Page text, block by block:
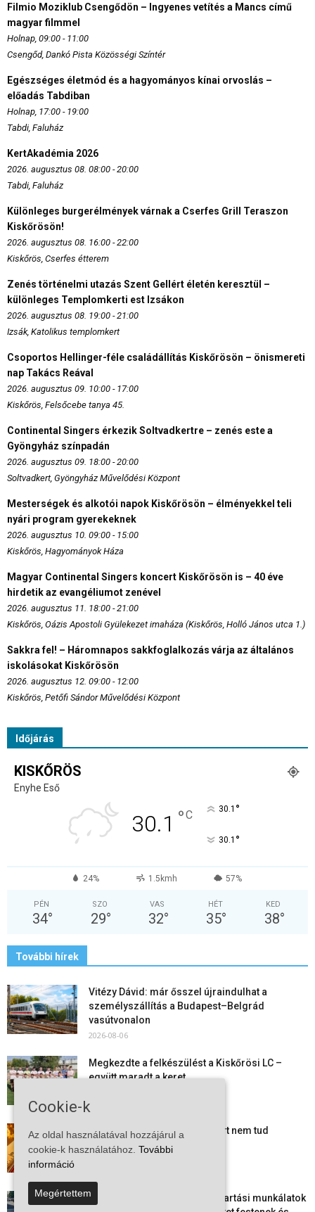
Filmio Moziklub Csengődön – Ingyenes vetítés a Mancs című
magyar filmmel
Holnap, 09:00 - 11:00
Csengőd, Dankó Pista Közösségi Színtér
Egészséges életmód és a hagyományos kínai orvoslás –
előadás Tabdiban
Holnap, 17:00 - 19:00
Tabdi, Faluház
KertAkadémia 2026
2026. augusztus 08. 08:00 - 20:00
Tabdi, Faluház
Különleges burgerélmények várnak a Cserfes Grill Teraszon
Kiskőrösön!
2026. augusztus 08. 16:00 - 22:00
Kiskőrös, Cserfes étterem
Zenés történelmi utazás Szent Gellért életén keresztül –
különleges Templomkerti est Izsákon
2026. augusztus 08. 19:00 - 21:00
Izsák, Katolikus templomkert
Csoportos Hellinger-féle családállítás Kiskőrösön – önismereti
nap Takács Reával
2026. augusztus 09. 10:00 - 17:00
Kiskőrös, Felsőcebe tanya 45.
Continental Singers érkezik Soltvadkertre – zenés este a
Gyöngyház színpadán
2026. augusztus 09. 18:00 - 20:00
Soltvadkert, Gyöngyház Művelődési Központ
Mesterségek és alkotói napok Kiskőrösön – élményekkel teli
nyári program gyerekeknek
2026. augusztus 10. 09:00 - 15:00
Kiskőrös, Hagyományok Háza
Magyar Continental Singers koncert Kiskőrösön is – 40 éve
hirdetik az evangéliumot zenével
2026. augusztus 11. 18:00 - 21:00
Kiskőrös, Oázis Apostoli Gyülekezet imaháza (Kiskőrös, Holló János utca 1.)
Sakkra fel! – Háromnapos sakkfoglalkozás várja az általános
iskolásokat Kiskőrösön
2026. augusztus 12. 09:00 - 12:00
Kiskőrös, Petőfi Sándor Művelődési Központ
Időjárás
KISKŐRÖS
Enyhe Eső
30.1 °C 30.1 °
30.1 °
24% 1.5kmh 57%
PÉN
34°
SZO
29°
VAS
32°
HÉT
35°
KED
38°
További hírek
Vitézy Dávid: már ősszel újraindulhat a
személyszállítás a Budapest–Belgrád
vasútvonalon
2026-08-06
Megkezdte a felkészülést a Kiskőrösi LC –
együtt maradt a keret,...
Mi történik Európa felett? Ezért nem tud
szabadulni a kontinens a...
Folyamatosak a nyári karbantartási munkálatok
Cookie-k
Az oldal használatával hozzájárul a
cookie-k használatához. További
információ
Megértettem